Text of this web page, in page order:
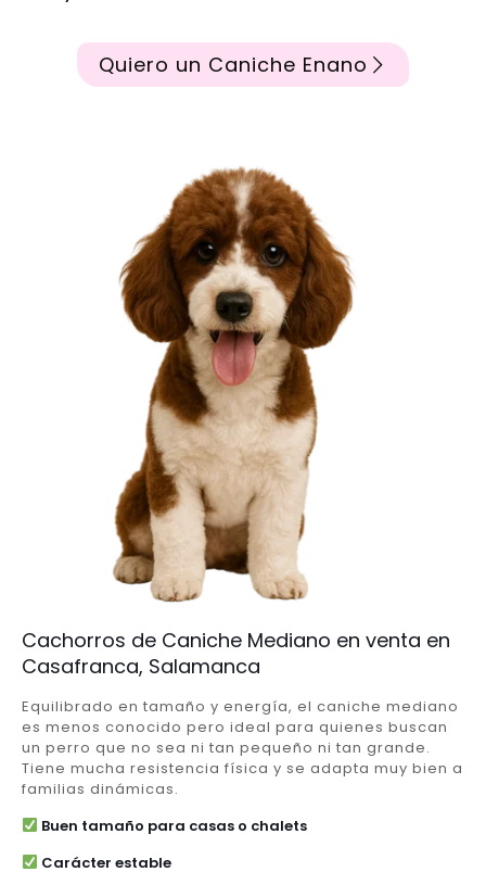
Quiero un Caniche Enano
Cachorros de Caniche Mediano en venta en
Casafranca, Salamanca
Equilibrado en tamaño y energía, el caniche mediano
es menos conocido pero ideal para quienes buscan
un perro que no sea ni tan pequeño ni tan grande.
Tiene mucha resistencia física y se adapta muy bien a
familias dinámicas.
Buen tamaño para casas o chalets
Carácter estable